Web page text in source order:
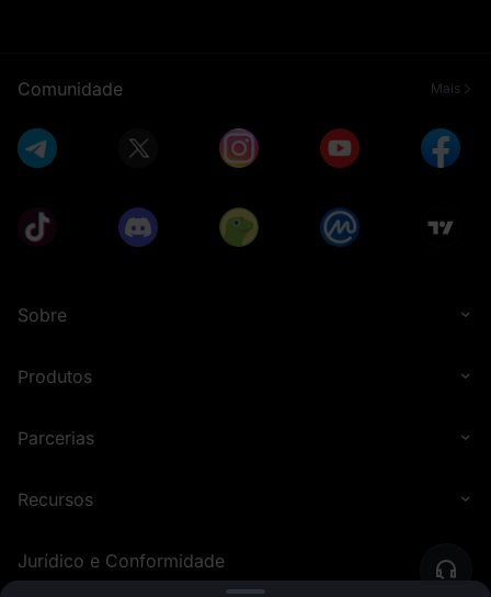
Comunidade Mais
Sobre
Produtos
Parcerias
Recursos
Jurídico e Conformidade